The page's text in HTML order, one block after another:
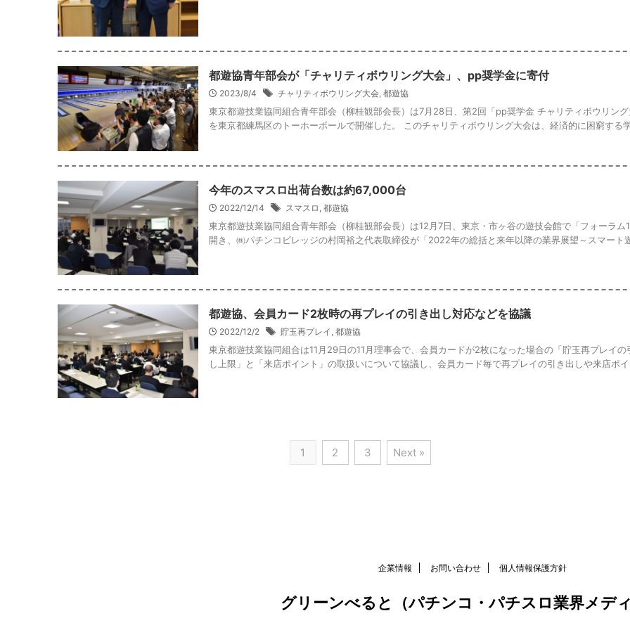
都遊協青年部会が「チャリティボウリング大会」、pp奨学金に寄付
2023/8/4 チャリティボウリング大会 都遊協
東京都遊技業協同組合青年部会（柳桂観部会長）は7月28日、第2回「pp奨学金 チャリティボウリング
を東京都練馬区のトーホーボールで開催した。 このチャリティボウリング大会は、経済的に困窮する
今年のスマスロ出荷台数は約67,000台
2022/12/14 スマスロ , 都遊協
東京都遊技業協同組合青年部会（柳桂観部会長）は12月7日、東京・市ヶ谷の遊技会館で「フォーラム
開き、㈱パチンコビレッジの村岡裕之代表取締役が「2022年の総括と来年以降の業界展望～スマート
都遊協、会員カード2枚時の再プレイの引き出し対応などを協議
2022/12/2 貯玉再プレイ 都遊協
東京都遊技業協同組合は11月29日の11月理事会で、会員カードが2枚になった場合の「貯玉再プレイの
し上限」と「来店ポイント」の取扱いについて協議し、会員カード毎で再プレイの引き出しや来店ポ
1 2 3 Next »
企業情報 お問い合わせ 個人情報保護方針
グリーンべると（パチンコ・パチスロ業界メディ